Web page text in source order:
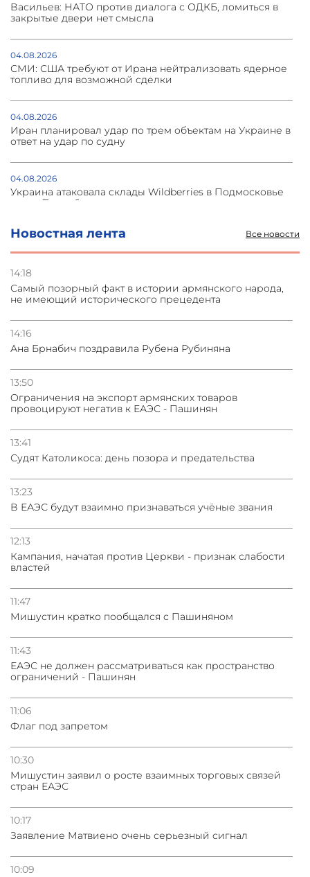
Новостная лента Все новости
14:18
Самый позорный факт в истории армянского народа,
не имеющий исторического прецедента
14:16
Ана Брнабич поздравила Рубена Рубиняна
13:50
Oграничения на экспорт армянских товаров
провоцируют негатив к ЕАЭС - Пашинян
13:41
Судят Католикоса: день позора и предательства
13:23
В ЕАЭС будут взаимно признаваться учёные звания
12:13
Кампания, начатая против Церкви - признак слабости
властей
11:47
Мишустин кратко пообщался с Пашиняном
11:43
ЕАЭС не должен рассматриваться как пространство
ограничений - Пашинян
11:06
Флаг под запретом
10:30
Мишустин заявил о росте взаимных торговых связей
стран ЕАЭС
10:17
Заявление Матвиено очень серьезный сигнал
10:09
Васильев: НАТО против диалога с ОДКБ, ломиться в
закрытые двери нет смысла
04.08.2026
СМИ: США требуют от Ирана нейтрализовать ядерное
топливо для возможной сделки
04.08.2026
Иран планировал удар по трем объектам на Украине в
ответ на удар по судну
04.08.2026
Украина атаковала склады Wildberries в Подмосковье
и под Петербургом
03.08.2026
Стратегия безопасности ОДКБ допускает применение
03.08.2026
Сотрудничество и очереди – детали визита главы
погрануправления СНБ Армении в Тбилиси